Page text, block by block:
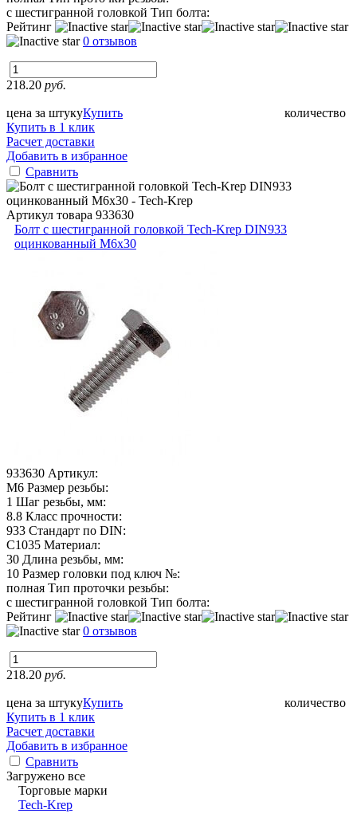
с шестигранной головкой Тип болта:
Рейтинг
0 отзывов
218.20 руб.
цена за штуку количество
Купить
Купить в 1 клик
Расчет доставки
Добавить в избранное
Сравнить
Артикул товара 933630
Болт с шестигранной головкой Tech-Krep DIN933
оцинкованный М6х30
933630 Артикул:
М6 Размер резьбы:
1 Шаг резьбы, мм:
8.8 Класс прочности:
933 Стандарт по DIN:
C1035 Материал:
30 Длина резьбы, мм:
10 Размер головки под ключ №:
полная Тип проточки резьбы:
с шестигранной головкой Тип болта:
Рейтинг
0 отзывов
218.20 руб.
цена за штуку количество
Купить
Купить в 1 клик
Расчет доставки
Добавить в избранное
Сравнить
Загружено все
Торговые марки
Tech-Krep